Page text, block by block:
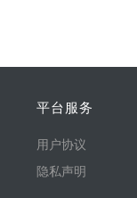
平台服务
用户协议
隐私声明